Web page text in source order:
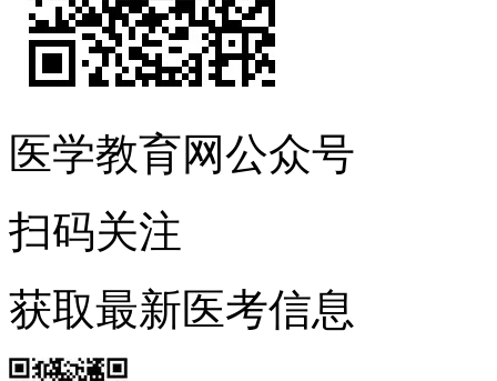
医学教育网公众号
扫码关注
获取最新医考信息